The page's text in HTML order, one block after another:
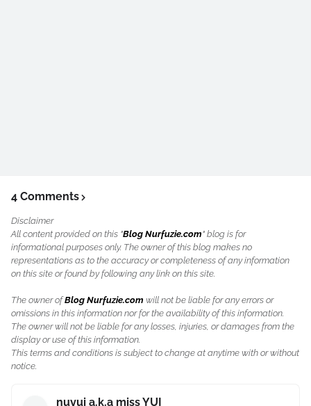
4 Comments
Disclaimer
All content provided on this "Blog Nurfuzie.com" blog is for
informational purposes only. The owner of this blog makes no
representations as to the accuracy or completeness of any information
on this site or found by following any link on this site.
The owner ofBlog Nurfuzie.com will not be liable for any errors or
omissions in this information nor for the availability of this information.
The owner will not be liable for any losses, injuries, or damages from the
display or use of this information.
This terms and conditions is subject to change at anytime with or without
notice.
nuyui a.k.a miss YUI